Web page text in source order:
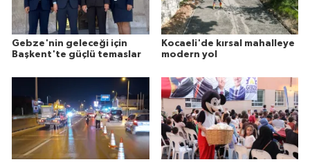
Gebze'nin geleceği için
Başkent'te güçlü temaslar
Kocaeli'de kırsal mahalleye
modern yol